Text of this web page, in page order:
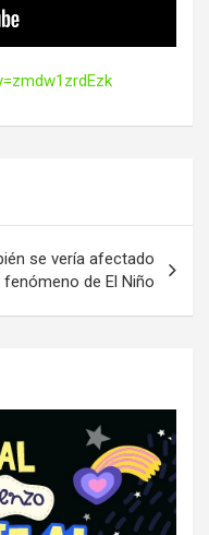
se vería afectado
fenómeno de El Niño